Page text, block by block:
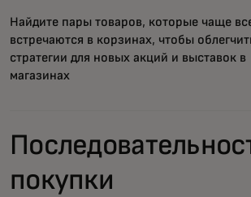
Найдите пары товаров, которые чаще
встречаются в корзинах, чтобы
стратегии для новых акций и выставок в
магазинах
покупки